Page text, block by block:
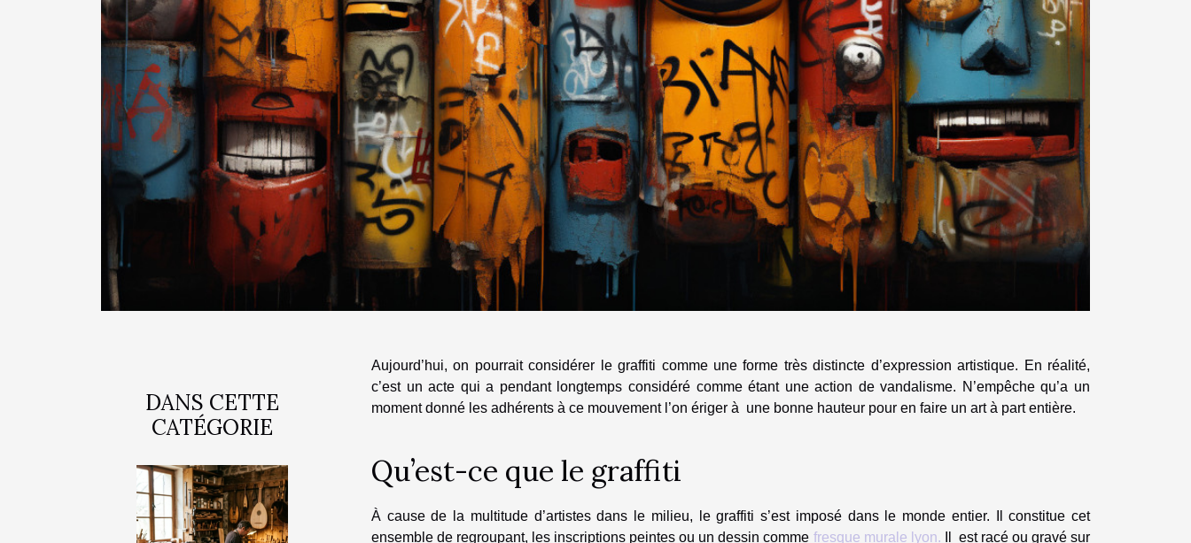
DANS CETTE
CATÉGORIE
Aujourd’hui, on pourrait considérer le graffiti comme une forme très distincte d’expression artistique. En réalité,
c’est un acte qui a pendant longtemps considéré comme étant une action de vandalisme. N’empêche qu’a un
moment donné les adhérents à ce mouvement l’on ériger à une bonne hauteur pour en faire un art à part entière.
Qu’est-ce que le graffiti
À cause de la multitude d’artistes dans le milieu, le graffiti s’est imposé dans le monde entier. Il constitue cet
ensemble de regroupant, les inscriptions peintes ou un dessin comme fresque murale lyon. Il est racé ou gravé sur